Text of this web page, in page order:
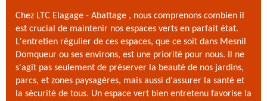
Chez LTC Elagage - Abattage , nous comprenons combien il
est crucial de maintenir nos espaces verts en parfait état.
L'entretien régulier de ces espaces, que ce soit dans Mesnil
Domqueur ou ses environs, est une priorité pour nous. Il ne
s'agit pas seulement de préserver la beauté de nos jardins,
parcs, et zones paysagères, mais aussi d'assurer la santé et
la sécurité de tous. Un espace vert bien entretenu favorise la